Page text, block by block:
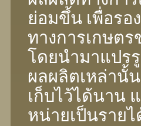
ย่อมขึ้น เพื่อรอ
ทางการเกษต
โดยนํามาแปร
ผลผลิตเหล่านั้
เก็บไว้ได้นาน
หน่ายเป็นรายไ